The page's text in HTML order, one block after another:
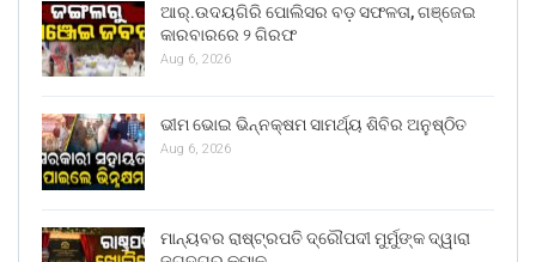
ଆର୍.ଉଦୟଗିରି ପୋଲିସର ବଡ଼ ସଫଳତା, ଗଞ୍ଜେଇ
କାରବାରରେ ୨ ଗିରଫ
Aug 6, 2026
ଭୀମ ଭୋଇ ଭିନ୍ନକ୍ଷମ ସାମର୍ଥ୍ୟ ଶିବିର ଅନୁଷ୍ଠିତ
Aug 6, 2026
ମାନ୍ୟବର ରାଷ୍ଟ୍ରପତି ଦ୍ରୌପଦୀ ମୁର୍ମୁଙ୍କ ଦ୍ୱାରା